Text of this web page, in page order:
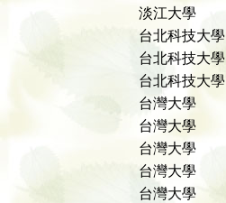
淡江大學
台北科技大學
台北科技大學
台北科技大學
台灣大學
台灣大學
台灣大學
台灣大學
台灣大學